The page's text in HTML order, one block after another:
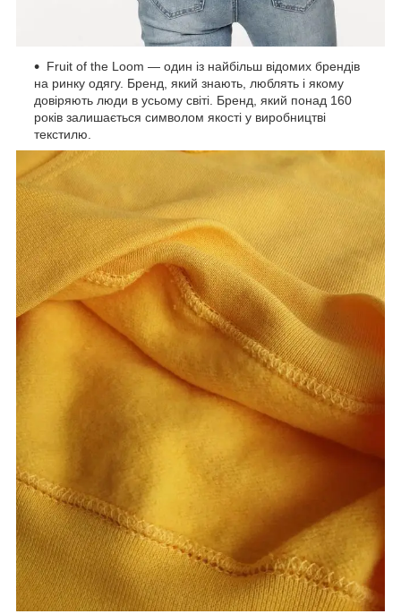
Fruit of the Loom — один із найбільш відомих брендів
на ринку одягу. Бренд, який знають, люблять і якому
довіряють люди в усьому світі. Бренд, який понад 160
років залишається символом якості у виробництві
текстилю.